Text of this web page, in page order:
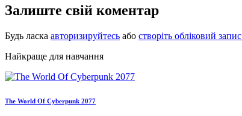
Залиште свій коментар
Будь ласка авторизируйтесь або створіть обліковий запис
Найкраще для навчання
The World Of Cyberpunk 2077